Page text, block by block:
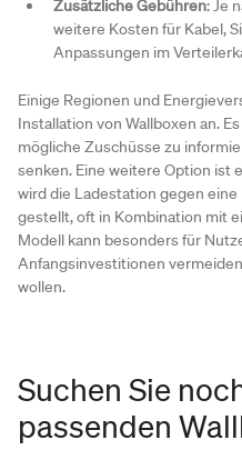
Zusätzliche Gebühren: Je
weitere Kosten für Kabel,
Anpassungen im
Einige Regionen und
Installation von Wallboxen an.
mögliche Zuschüsse zu
senken. Eine weitere Option ist
wird die Ladestation gegen
gestellt, oft in Kombination mit
Modell kann besonders für
Anfangsinvestitionen
wollen.
Suchen Sie
passenden